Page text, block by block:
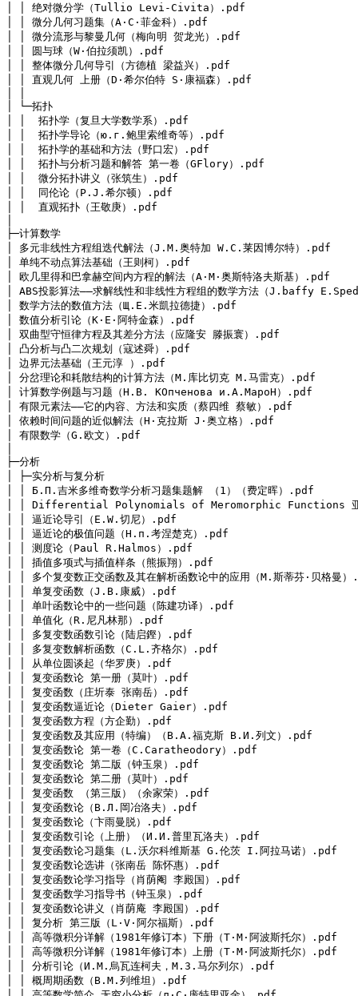
│ │ 绝对微分学（Tullio Levi-Civita）.pdf
│ │ 微分几何习题集（A·C·菲金科）.pdf
│ │ 微分流形与黎曼几何（梅向明 贺龙光）.pdf
│ │ 圆与球（W·伯拉须凯）.pdf
│ │ 整体微分几何导引（方德植 梁益兴）.pdf
│ │ 直观几何 上册（D·希尔伯特 S·康福森）.pdf
│ └─拓扑
│ │  拓扑学（复旦大学数学系）.pdf
│ │  拓扑学导论（ю.г.鲍里索维奇等）.pdf
│ │  拓扑学的基础和方法（野口宏）.pdf
│ │  拓扑与分析习题和解答 第一卷（GFlory）.pdf
│ │  微分拓扑讲义（张筑生）.pdf
│ │  同伦论（P.J.希尔顿）.pdf
│ │  直观拓扑（王敬庚）.pdf
├─计算数学
│ 多元非线性方程组迭代解法（J.M.奥特加 W.C.莱因博尔特）.pdf
│ 单纯不动点算法基础（王则柯）.pdf
│ 欧几里得和巴拿赫空间内方程的解法（A·M·奥斯特洛夫斯基）.pdf
│ ABS投影算法——求解线性和非线性方程组的数学方法（J.baffy
│ 数学方法的数值方法（Щ.Е.米凱拉德捷）.pdf
│ 数值分析引论（K·E·阿特金森）.pdf
│ 双曲型守恒律方程及其差分方法（应隆安 滕振寰）.pdf
│ 凸分析与凸二次规划（寇述舜）.pdf
│ 边界元法基础（王元淳 ）.pdf
│ 分岔理论和耗散结构的计算方法（M.库比切克 M.马雷克）.pdf
│ 计算数学例题与习题（H.B. КOпченова и.А.MapoH）.pdf
│ 有限元素法——它的内容、方法和实质（蔡四维 蔡敏）.pdf
│ 依赖时间问题的近似解法（H·克拉斯 J·奥立格）.pdf
│ 有限数学（G.欧文）.pdf
├─分析
│ ├─实分析与复分析
│ │ Б.П.吉米多维奇数学分析习题集题解 （1）（费定晖）.pdf
│ │ Differential Polynomials of Meromorphic Functions 亚纯
│ │ 逼近论导引（E.W.切尼）.pdf
│ │ 逼近论的极值问题（H.п.考涅楚克）.pdf
│ │ 测度论（Paul R.Halmos）.pdf
│ │ 插值多项式与插值样条（熊振翔）.pdf
│ │ 多个复变数正交函数及其在解析函数论中的应用（M.斯蒂芬·贝格曼
│ │ 单复变函数（J.B.康威）.pdf
│ │ 单叶函数论中的一些问题（陈建功译）.pdf
│ │ 单值化（R.尼凡林那）.pdf
│ │ 多复变数函数引论（陆启鏗）.pdf
│ │ 多复变数解析函数（C.L.齐格尔）.pdf
│ │ 从单位圆谈起（华罗庚）.pdf
│ │ 复变函数论 第一册（莫叶）.pdf
│ │ 复变函数（庄圻泰 张南岳）.pdf
│ │ 复变函数逼近论（Dieter Gaier）.pdf
│ │ 复变函数方程（方企勤）.pdf
│ │ 复变函数及其应用（特编）（В.А.福克斯 В.И.列文）.pdf
│ │ 复变函数论 第一卷（C.Caratheodory）.pdf
│ │ 复变函数论 第二版（钟玉泉）.pdf
│ │ 复变函数论 第二册（莫叶）.pdf
│ │ 复变函数 （第三版）（余家荣）.pdf
│ │ 复变函数论（В.Л.岡冶洛夫）.pdf
│ │ 复变函数论（卞雨曼脱）.pdf
│ │ 复变函数引论（上册）（И.И.普里瓦洛夫）.pdf
│ │ 复变函数论习题集（L.沃尔科维斯基 G.伦茨 I.阿拉马诺）.pdf
│ │ 复变函数论选讲（张南岳 陈怀惠）.pdf
│ │ 复变函数论学习指导（肖荫阉 李殿国）.pdf
│ │ 复变函数学习指导书（钟玉泉）.pdf
│ │ 复变函数论讲义（肖荫庵 李殿国）.pdf
│ │ 复分析 第三版（L·V·阿尔福斯）.pdf
│ │ 高等微积分详解（1981年修订本）下册（T·M·阿波斯托尔）.pdf
│ │ 高等微积分详解（1981年修订本）上册（T·M·阿波斯托尔）.pdf
│ │ 分析引论（И.М.烏瓦连柯夫，М.З.马尔列尔）.pdf
│ │ 概周期函数（B.M.列维坦）.pdf